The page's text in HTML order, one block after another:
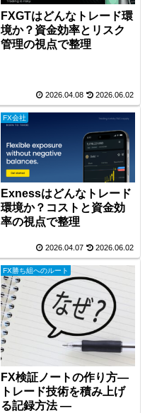
FXGTはどんなトレード環
境か？資金効率とリスク
管理の視点で整理
2026.04.08 2026.06.02
FX会社
Exnessはどんなトレード
環境か？コストと資金効
率の視点で整理
2026.04.07 2026.06.02
FX勝ち組へのルート
FX検証ノートの作り方―
トレード技術を積み上げ
る記録方法 ―